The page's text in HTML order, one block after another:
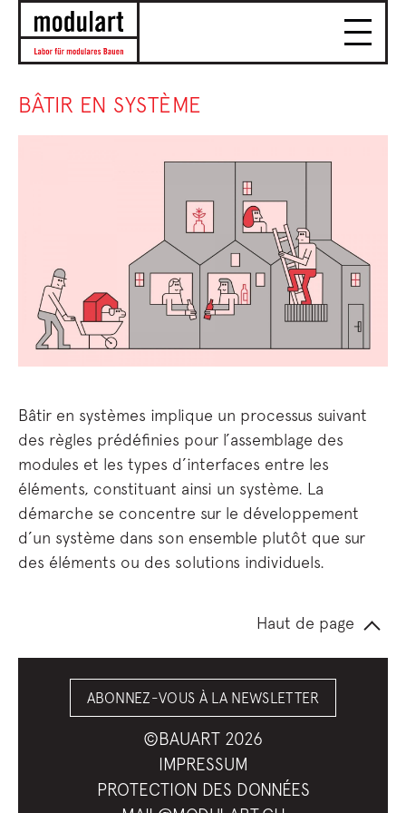
BÂTIR EN SYSTÈME
Bâtir en systèmes implique un processus suivant
des règles prédéfinies pour l’assemblage des
modules et les types d’interfaces entre les
éléments, constituant ainsi un système. La
démarche se concentre sur le développement
d’un système dans son ensemble plutôt que sur
des éléments ou des solutions individuels.
Haut de page
ABONNEZ-VOUS À LA NEWSLETTER
©BAUART 2026
IMPRESSUM
PROTECTION DES DONNÉES